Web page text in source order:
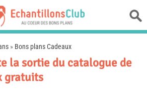
» Bons plans Cadeaux
la sortie du catalogue de
gratuits